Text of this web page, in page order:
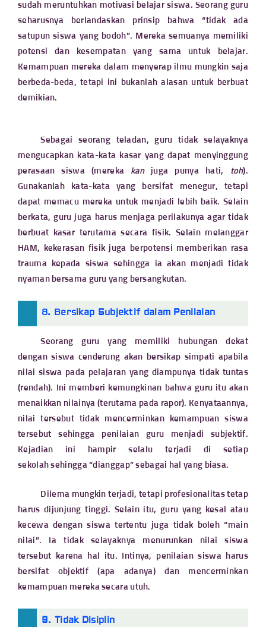
sudah meruntuhkan motivasi belajar siswa. Seorang guru
seharusnya berlandaskan prinsip bahwa “tidak ada
satupun siswa yang bodoh”. Mereka semuanya memiliki
potensi dan kesempatan yang sama untuk belajar.
Kemampuan mereka dalam menyerap ilmu mungkin saja
berbeda-beda, tetapi ini bukanlah alasan untuk berbuat
demikian.
Sebagai seorang teladan, guru tidak selayaknya
mengucapkan kata-kata kasar yang dapat menyinggung
perasaan siswa (mereka kanjuga punya hati, toh).
Gunakanlah kata-kata yang bersifat menegur, tetapi
dapat memacu mereka untuk menjadi lebih baik. Selain
berkata, guru juga harus menjaga perilakunya agar tidak
berbuat kasar terutama secara fisik. Selain melanggar
HAM, kekerasan fisik juga berpotensi memberikan rasa
trauma kepada siswa sehingga ia akan menjadi tidak
nyaman bersama guru yang bersangkutan.
8. Bersikap Subjektif dalam Penilaian
Seorang guru yang memiliki hubungan dekat
dengan siswa cenderung akan bersikap simpati apabila
nilai siswa pada pelajaran yang diampunya tidak tuntas
(rendah). Ini memberi kemungkinan bahwa guru itu akan
menaikkan nilainya (terutama pada rapor). Kenyataannya,
nilai tersebut tidak mencerminkan kemampuan siswa
tersebut sehingga penilaian guru menjadi subjektif.
Kejadian ini hampir selalu terjadi di setiap
sekolah sehingga “dianggap” sebagai hal yang biasa.
Dilema mungkin terjadi, tetapi profesionalitas tetap
harus dijunjung tinggi. Selain itu, guru yang kesal atau
kecewa dengan siswa tertentu juga tidak boleh “main
nilai”. Ia tidak selayaknya menurunkan nilai siswa
tersebut karena hal itu. Intinya, penilaian siswa harus
bersifat objektif (apa adanya) dan mencerminkan
kemampuan mereka secara utuh.
9. Tidak Disiplin